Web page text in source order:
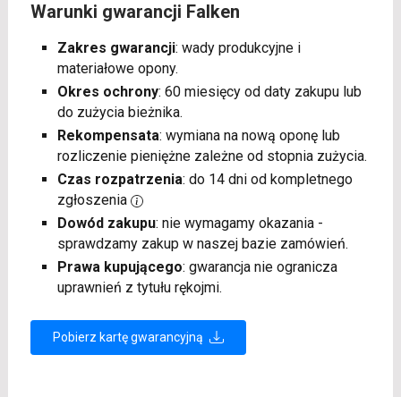
Warunki gwarancji Falken
Zakres gwarancji: wady produkcyjne i
materiałowe opony.
Okres ochrony: 60 miesięcy od daty zakupu lub
do zużycia bieżnika.
Rekompensata: wymiana na nową oponę lub
rozliczenie pieniężne zależne od stopnia zużycia.
Czas rozpatrzenia: do 14 dni od kompletnego
zgłoszenia
Dowód zakupu: nie wymagamy okazania -
sprawdzamy zakup w naszej bazie zamówień.
Prawa kupującego: gwarancja nie ogranicza
uprawnień z tytułu rękojmi.
Pobierz kartę gwarancyjną